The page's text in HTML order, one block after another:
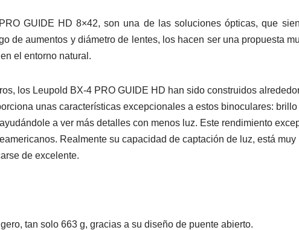
GUIDE HD 8×42, son una de las soluciones ópticas, que
de aumentos y diámetro de lentes, los hacen ser una propuesta
el entorno natural.
los Leupold BX-4 PRO GUIDE HD han sido construidos
unas características excepcionales a estos binoculares:
a ver más detalles con menos luz. Este rendimiento
Realmente su capacidad de captación de luz, está
de excelente.
tan solo 663 g, gracias a su diseño de puente abierto.